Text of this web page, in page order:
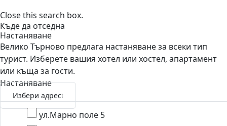
Close this search box.
Къде да отседна
Настаняване
Велико Търново предлага настаняване за всеки тип
турист. Изберете вашия хотел или хостел, апартамент
или къща за гости.
Настаняване
Избери адрес
ул.Марно поле 5